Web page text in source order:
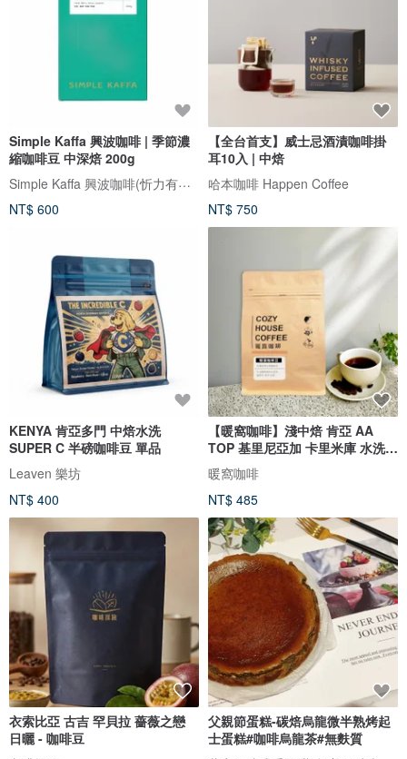
Simple Kaffa 興波咖啡 | 季節濃
縮咖啡豆 中深焙 200g
Simple Kaffa 興波咖啡(忻力有限公司代理)
NT$ 600
【全台首支】威士忌酒漬咖啡掛
耳10入 | 中焙
哈本咖啡 Happen Coffee
NT$ 750
KENYA 肯亞多門 中焙水洗
SUPER C 半磅咖啡豆 單品
Leaven 樂坊
NT$ 400
【暖窩咖啡】淺中焙 肯亞 AA
TOP 基里尼亞加 卡里米庫 水洗
半磅
暖窩咖啡
NT$ 485
衣索比亞 古吉 罕貝拉 薔薇之戀
日曬 - 咖啡豆
父親節蛋糕-碳焙烏龍微半熟烤起
士蛋糕#咖啡烏龍茶#無麩質